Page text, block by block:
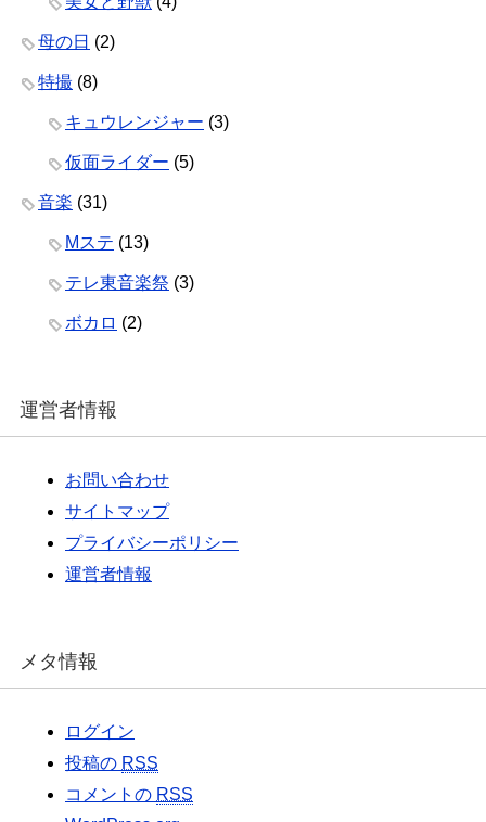
母の日 (2)
特撮 (8)
キュウレンジャー (3)
仮面ライダー (5)
音楽 (31)
Mステ (13)
テレ東音楽祭 (3)
ボカロ (2)
運営者情報
お問い合わせ
サイトマップ
プライバシーポリシー
運営者情報
メタ情報
ログイン
投稿の RSS
コメントの RSS